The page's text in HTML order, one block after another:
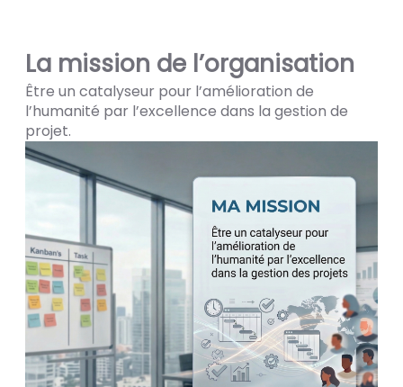
La mission de l’organisation
Être un catalyseur pour l’amélioration de
l’humanité par l’excellence dans la gestion de
projet.